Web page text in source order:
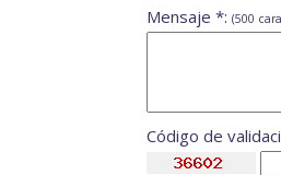
Mensaje *: (500
Código de